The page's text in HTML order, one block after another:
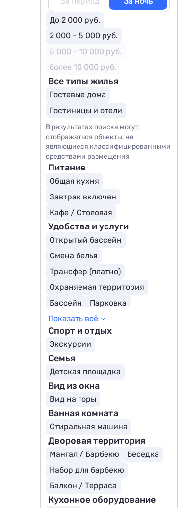
До 2 000 руб.
2 000 - 5 000 руб.
5 000 - 10 000 руб.
более 10 000 руб.
Все типы жилья
Гостевые дома
Гостиницы и отели
В результатах поиска могут
отображаться объекты, не
являющиеся классифицированными
средствами размещения
Питание
Общая кухня
Завтрак включен
Кафе / Столовая
Удобства и услуги
Открытый бассейн
Смена белья
Трансфер (платно)
Охраняемая территория
Бассейн
Парковка
Бассейн с подогревом
Показать всё
Спорт и отдых
Экскурсии
Семья
Детская площадка
Вид из окна
Вид на горы
Ванная комната
Стиральная машина
Дворовая территория
Мангал / Барбекю
Беседка
Набор для барбекю
Балкон / Терраса
Кухонное оборудование